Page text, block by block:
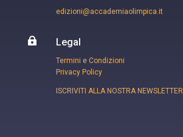
edizioni@accademiaolimpica.it
 Legal
Termini e Condizioni
Privacy Policy
ISCRIVITI ALLA NOSTRA NEWSLETTER